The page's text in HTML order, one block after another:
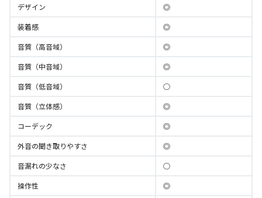
デザイン
◎
装着感
◎
音質（高音域）
◎
音質（中音域）
◎
音質（低音域）
○
音質（立体感）
◎
コーデック
◎
外音の聞き取りやすさ
◎
音漏れの少なさ
○
操作性
◎